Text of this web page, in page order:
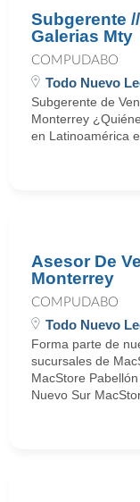
Subgerente
Galerias Mty
COMPUDABO
Todo Nuevo
Subgerente de
Monterrey
en Latinoamérica
Asesor De
Monterrey
COMPUDABO
Todo Nuevo
Forma parte de
sucursales de
MacStore
Nuevo Sur